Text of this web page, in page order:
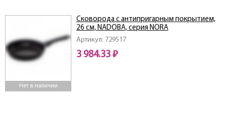
Нет в наличии
Артикул: 729517
Сковорода с антипригарным покрытием,
26 см, NADOBA, серия NORA
3 984.33 ₽